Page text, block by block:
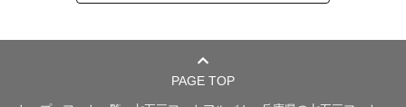
せな体験をお届けいたします！
【事前のお打ち合わせについて】
PAGE TOP